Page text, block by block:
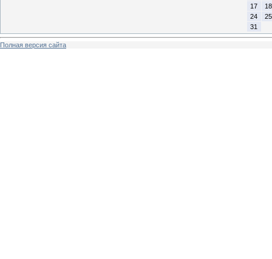
17
18
24
25
31
Полная версия сайта